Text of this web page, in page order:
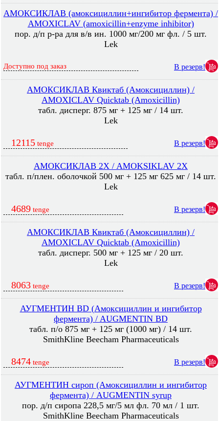
АМОКСИКЛАВ (амоксициллин+ингибитор фермента) /
AMOXICLAV (amoxicillin+enzyme inhibitor)
пор. д/п р-ра для в/в ин. 1000 мг/200 мг фл. / 5 шт.
Lek
Доступно под заказ В резерв!
АМОКСИКЛАВ Квиктаб (Амоксициллин) /
AMOXICLAV Quicktab (Amoxicillin)
табл. дисперг. 875 мг + 125 мг / 14 шт.
Lek
12115 tenge В резерв!
АМОКСИКЛАВ 2X / AMOKSIKLAV 2X
табл. п/плен. оболочкой 500 мг + 125 мг 625 мг / 14 шт.
Lek
4689 tenge В резерв!
АМОКСИКЛАВ Квиктаб (Амоксициллин) /
AMOXICLAV Quicktab (Amoxicillin)
табл. дисперг. 500 мг + 125 мг / 20 шт.
Lek
8063 tenge В резерв!
АУГМЕНТИН BD (Амоксициллин и ингибитор
фермента) / AUGMENTIN BD
табл. п/о 875 мг + 125 мг (1000 мг) / 14 шт.
SmithKline Beecham Pharmaceuticals
8474 tenge В резерв!
АУГМЕНТИН сироп (Амоксициллин и ингибитор
фермента) / AUGMENTIN syrup
пор. д/п сиропа 228,5 мг/5 мл фл. 70 мл / 1 шт.
SmithKline Beecham Pharmaceuticals